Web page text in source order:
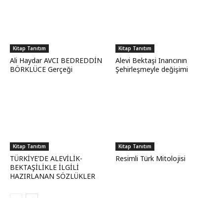
Kitap Tanıtım
Ali Haydar AVCI BEDREDDİN
BÖRKLÜCE Gerçeği
Kitap Tanıtım
Alevi Bektaşi Inancının
Şehirleşmeyle değişimi
Kitap Tanıtım
TÜRKİYE’DE ALEVİLİK-
BEKTAŞİLİKLE İLGİLİ
HAZIRLANAN SÖZLÜKLER
Kitap Tanıtım
Resimli Türk Mitolojisi